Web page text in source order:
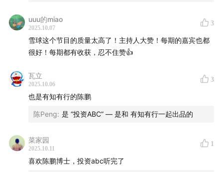
14、 53:56经历过2000年互联网泡沫、2008年金融危机
的人，如今怎么看待下跌？
15、 57:14
01:02:01想躲过这一波可能很难，关键还是要做好配
《国家为什么会破产》购书链接
uuu的miao
2025.10.07
3
雪球这个节目的质量太高了！主持人大赞！每期的嘉宾也都
很好！每期都有收获，忍不住赞👍
瓦立
2025.10.06
3
也是有知有行的陈鹏
陈Peng: 是 “投资ABC” — 是和 有知有行一起出品的
菜家园
2025.10.11
1
喜欢陈鹏博士，投资abc听完了